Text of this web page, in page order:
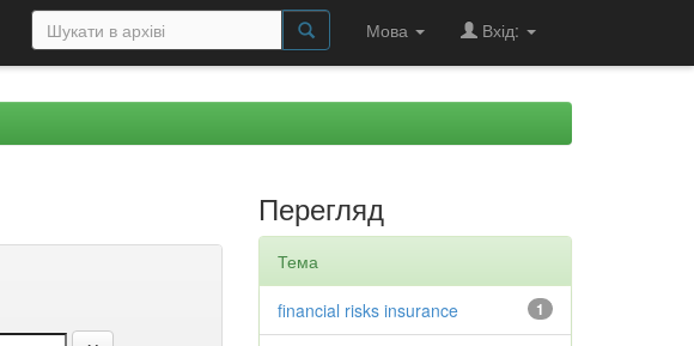
Мова Вхід:
Перегляд
Тема
1
financial risks insurance